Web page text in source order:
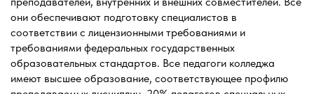
они обеспечивают подготовку специалистов в
соответствии с лицензионными требованиями и
требованиями федеральных государственных
образовательных стандартов. Все педагоги колледжа
имеют высшее образование, соответствующее профилю